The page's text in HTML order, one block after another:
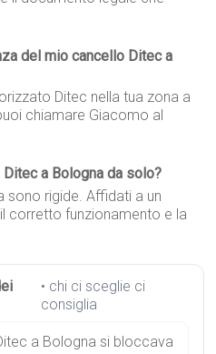
del mio cancello Ditec a
Ditec nella tua zona a
chiamare Giacomo al
a Bologna da solo?
sono rigide. Affidati a un
corretto funzionamento e la
• chi ci sceglie ci
consiglia
a Bologna si bloccava